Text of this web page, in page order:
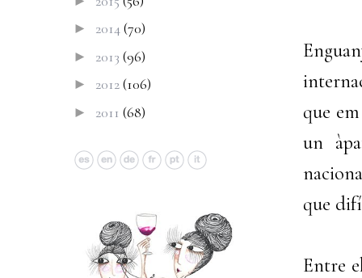
que
un
que
Entre
► 2014(70)
► 2013 (96)
► 2012(106)
► 2011 (68)